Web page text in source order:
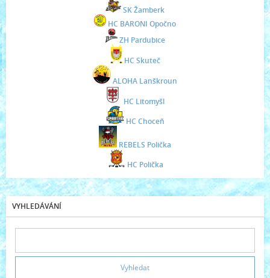
SK Žamberk
HC BARONI Opočno
ZH Pardubice
HC Skuteč
ALOHA Lanškroun
HC Litomyšl
HC Choceň
REBELS Polička
HC Polička
VYHLEDÁVÁNÍ